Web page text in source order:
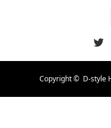
InstagramRSS
Copyright © D-style